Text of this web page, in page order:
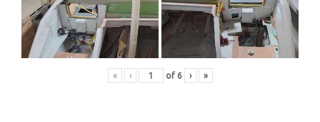
« ‹ of 6 › »